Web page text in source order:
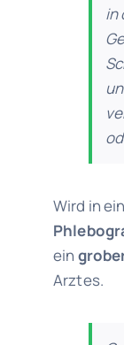
in
Wird in
ein
Arztes.